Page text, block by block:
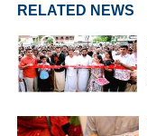
RELATED NEWS